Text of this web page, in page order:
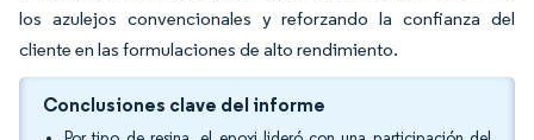
los azulejos convencionales y reforzando la confianza del
cliente en las formulaciones de alto rendimiento.
Conclusiones clave del informe